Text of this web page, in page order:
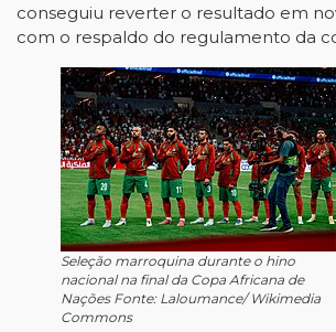
conseguiu reverter o resultado em
com o respaldo do regulamento da
Seleção marroquina durante o hino
nacional na final da Copa Africana de
Nações Fonte: Laloumance/ Wikimedia
Commons